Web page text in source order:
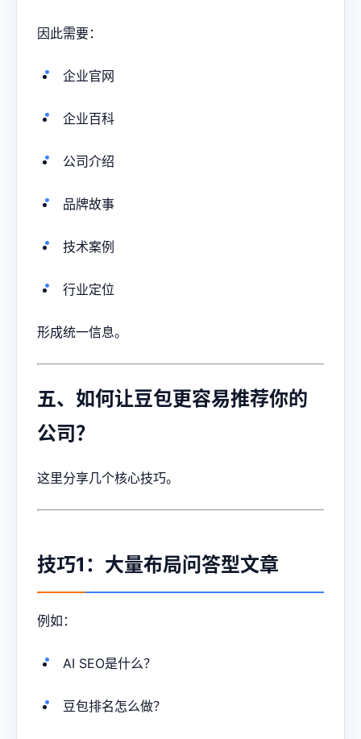
因此需要：
企业官网
企业百科
公司介绍
品牌故事
技术案例
行业定位
形成统一信息。
五、如何让豆包更容易推荐你的
公司？
这里分享几个核心技巧。
技巧1：大量布局问答型文章
例如：
AI SEO是什么？
豆包排名怎么做？